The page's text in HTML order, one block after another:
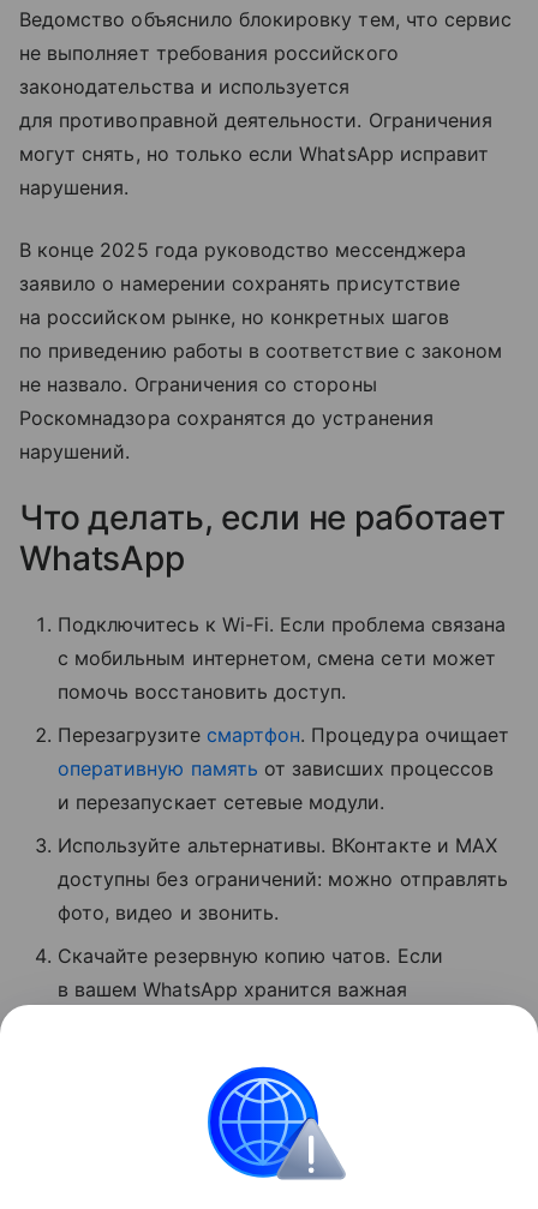
Ведомство объяснило блокировку тем, что сервис
не выполняет требования российского
законодательства и используется
для противоправной деятельности. Ограничения
могут снять, но только если WhatsApp исправит
нарушения.
В конце 2025 года руководство мессенджера
заявило о намерении сохранять присутствие
на российском рынке, но конкретных шагов
по приведению работы в соответствие с законом
не назвало. Ограничения со стороны
Роскомнадзора сохранятся до устранения
нарушений.
Что делать, если не работает
WhatsApp
Подключитесь к Wi-Fi. Если проблема связана
с мобильным интернетом, смена сети может
помочь восстановить доступ.
Перезагрузите смартфон. Процедура очищает
оперативную память от зависших процессов
и перезапускает сетевые модули.
Используйте альтернативы. ВКонтакте и MAX
доступны без ограничений: можно отправлять
фото, видео и звонить.
Скачайте резервную копию чатов. Если
в вашем WhatsApp хранится важная